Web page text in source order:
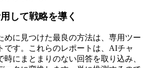
して戦略を導く
めに見つけた最良の方法は、専用ツー
です。これらのレポートは、AIチャ
時にまとまりのない回答を取り込み、